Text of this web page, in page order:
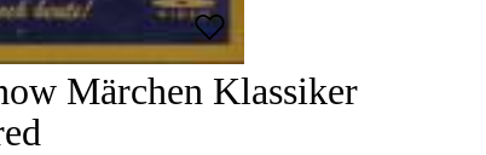
Märchen Klassiker